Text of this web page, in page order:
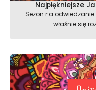
Najpiękniejsze
Sezon na
właśnie się